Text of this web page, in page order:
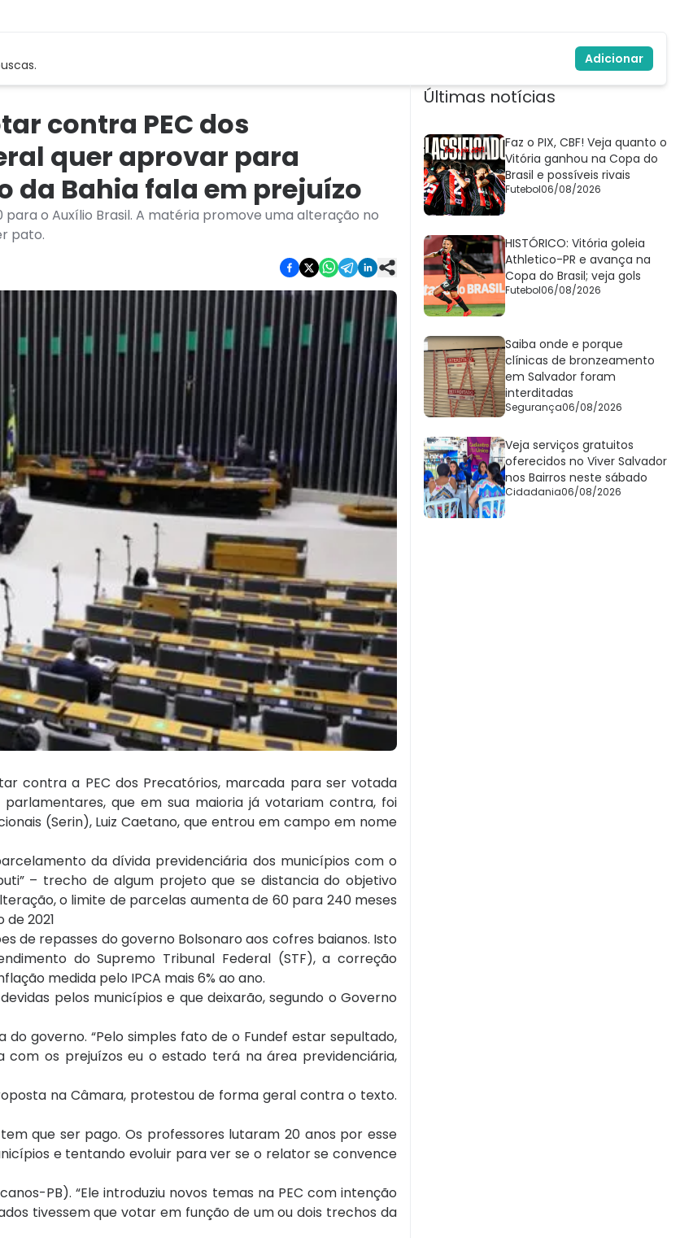
Adicionar
contra PEC dos
quer aprovar para
da Bahia fala em prejuízo
o Auxílio Brasil. A matéria promove uma alteração no
pato.
contra a PEC dos Precatórios, marcada para ser votada
que em sua maioria já votariam contra, foi
(Serin), Luiz Caetano, que entrou em campo em nome
da dívida previdenciária dos municípios com o
– trecho de algum projeto que se distancia do objetivo
o limite de parcelas aumenta de 60 para 240 meses
2021
de repasses do governo Bolsonaro aos cofres baianos. Isto
do Supremo Tribunal Federal (STF), a correção
medida pelo IPCA mais 6% ao ano.
pelos municípios e que deixarão, segundo o Governo
governo. “Pelo simples fato de o Fundef estar sepultado,
os prejuízos eu o estado terá na área previdenciária,
na Câmara, protestou de forma geral contra o texto.
que ser pago. Os professores lutaram 20 anos por esse
e tentando evoluir para ver se o relator se convence
PB). “Ele introduziu novos temas na PEC com intenção
tivessem que votar em função de um ou dois trechos da
Últimas notícias
Faz o PIX, CBF! Veja quanto o
Vitória ganhou na Copa do
Brasil e possíveis rivais
Futebol06/08/2026
HISTÓRICO: Vitória goleia
Athletico-PR e avança na
Copa do Brasil; veja gols
Futebol06/08/2026
Saiba onde e porque
clínicas de bronzeamento
em Salvador foram
interditadas
Segurança06/08/2026
Veja serviços gratuitos
oferecidos no Viver Salvador
nos Bairros neste sábado
Cidadania06/08/2026